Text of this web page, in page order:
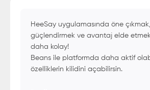
HeeSay uygulamasında öne
güçlendirmek ve avantaj elde
daha kolay!
Beans ile platformda daha aktif
özelliklerin kilidini açabilirsin.